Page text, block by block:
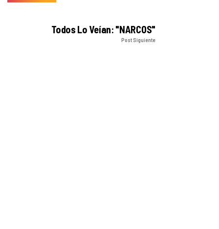
Todos Lo Veían: "NARCOS"
Post Siguiente